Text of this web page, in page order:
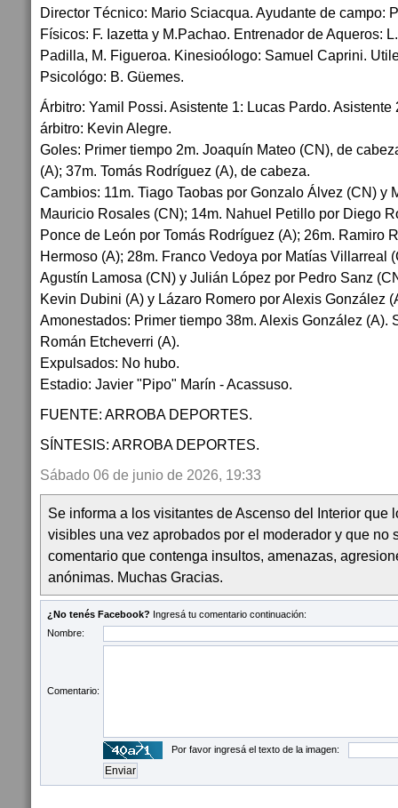
Director Técnico: Mario Sciacqua. Ayudante de campo:
Físicos: F. Iazetta y M.Pachao. Entrenador de Aqueros:
Padilla, M. Figueroa. Kinesioólogo: Samuel Caprini.
Psicológo: B. Güemes.
Árbitro: Yamil Possi. Asistente 1: Lucas Pardo.
árbitro: Kevin Alegre.
Goles: Primer tiempo 2m. Joaquín Mateo (CN), de
(A); 37m. Tomás Rodríguez (A), de cabeza.
Cambios: 11m. Tiago Taobas por Gonzalo Álvez (CN) y
Mauricio Rosales (CN); 14m. Nahuel Petillo por Diego
Ponce de León por Tomás Rodríguez (A); 26m. Ramiro
Hermoso (A); 28m. Franco Vedoya por Matías Villarreal
Agustín Lamosa (CN) y Julián López por Pedro Sanz
Kevin Dubini (A) y Lázaro Romero por Alexis González
Amonestados: Primer tiempo 38m. Alexis González (A).
Román Etcheverri (A).
Expulsados: No hubo.
Estadio: Javier "Pipo" Marín - Acassuso.
FUENTE: ARROBA DEPORTES.
SÍNTESIS: ARROBA DEPORTES.
Sábado 06 de junio de 2026, 19:33
Se informa a los visitantes de Ascenso del Interior que
visibles una vez aprobados por el moderador y que no
comentario que contenga insultos, amenazas,
anónimas. Muchas Gracias.
¿No tenés Facebook? Ingresá tu comentario continuación:
Nombre:
Comentario:
Por favor ingresá el texto de la imagen: